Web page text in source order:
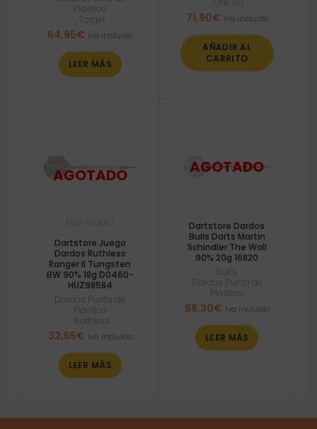
Plástico
Target
64,95€ Iva incluido
LEER MÁS
71,90€ Iva incluido
AÑADIR AL
CARRITO
Dartstore Juego
Dardos Ruthless
Ranger II Tungsten
BW 90% 18g D0460-
HUZ98584
Dardos Punta de
Plástico
Ruthless
32,65€ Iva incluido
LEER MÁS
Dartstore Dardos
Bulls Darts Martin
Schindler The Wall
90% 20g 16820
Bull's
Dardos Punta de
Plástico
68,30€ Iva incluido
LEER MÁS